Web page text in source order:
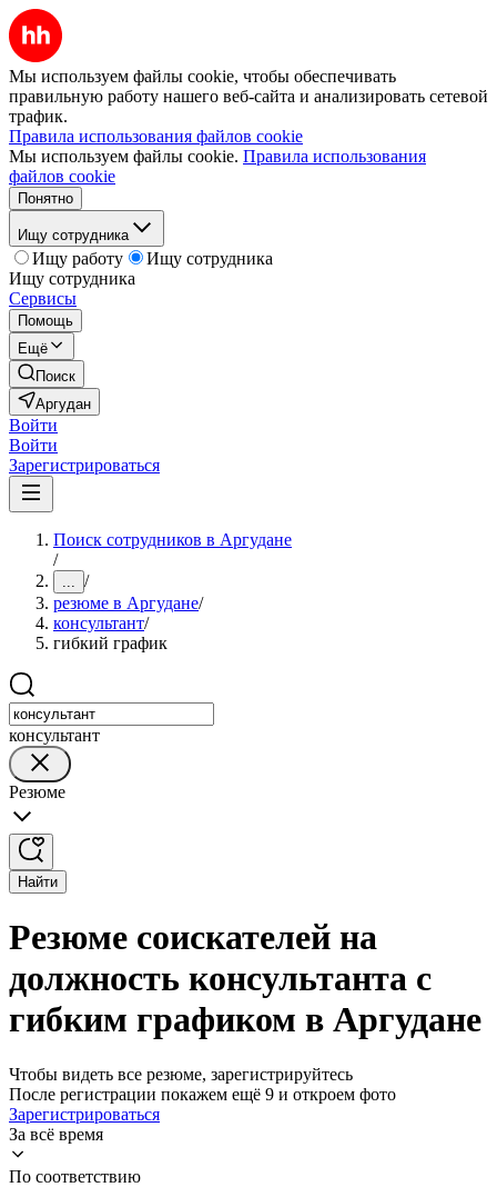
Мы используем файлы cookie, чтобы обеспечивать
правильную работу нашего веб-сайта и анализировать сетевой
трафик.
Правила использования файлов cookie
Мы используем файлы cookie. Правила использования
файлов cookie
Понятно
Ищу сотрудника
Ищу работу
Ищу сотрудника
Ищу сотрудника
Сервисы
Помощь
Ещё
Поиск
Аргудан
Войти
Войти
Зарегистрироваться
Поиск сотрудников в Аргудане
/
... /
резюме в Аргудане/
консультант/
гибкий график
консультант
Резюме
Найти
Резюме соискателей на
должность консультанта с
гибким графиком в Аргудане
Чтобы видеть все резюме, зарегистрируйтесь
После регистрации покажем ещё 9 и откроем фото
Зарегистрироваться
За всё время
По соответствию